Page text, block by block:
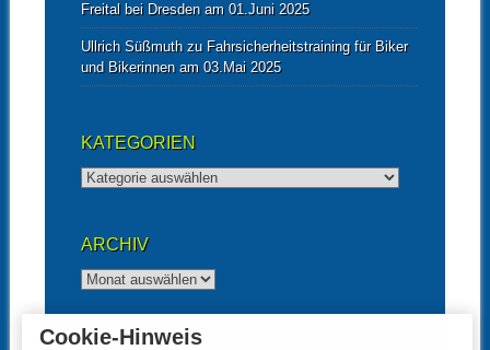
Freital bei Dresden am 01.Juni 2025
Ullrich Süßmuthzu Fahrsicherheitstraining für Biker
und Bikerinnen am 03.Mai 2025
KATEGORIEN
Kategorien
ARCHIV
Archiv
UNTERSTÜTZT VON
Cookie-Hinweis